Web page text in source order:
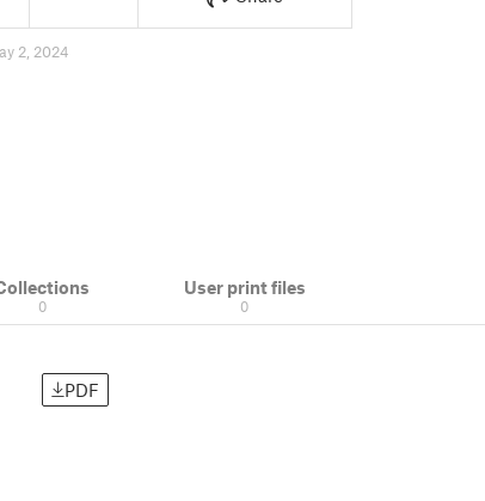
2, 2024
0
User print files
0
PDF